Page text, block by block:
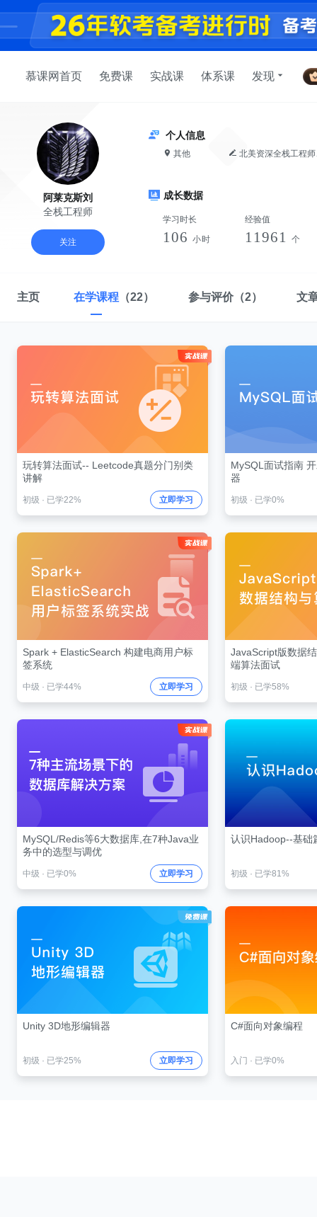
慕课网首页 免费课 实战课 体系课 发现
阿莱克斯刘
全栈工程师
关注
个人信息
其他
成长数据
学习时长
106 小时
经验值
11961 个
主页 在学课程 （22） 参与评价（2） 文
玩转算法面试-- Leetcode真题分门别类
讲解
初级 · 已学22% 立即学习
MySQL面试指南 开发者面试晋升加薪利
器
初级 · 已学0%
Spark + ElasticSearch 构建电商用户标
签系统
中级 · 已学44% 立即学习
JavaScript版数据
端算法面试
初级 · 已学58%
MySQL/Redis等6大数据库,在7种Java业
务中的选型与调优
中级 · 已学0% 立即学习
认识Hadoop--基础
初级 · 已学81%
Unity 3D地形编辑器
初级 · 已学25% 立即学习
C#面向对象编程
入门 · 已学0%